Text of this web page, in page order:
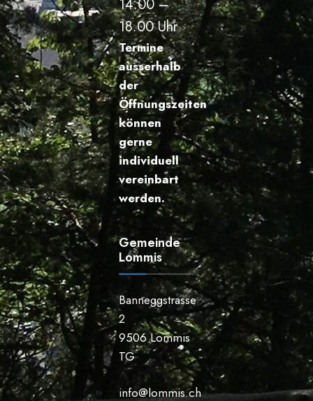
14.00 –
18.00 Uhr
Termine
ausserhalb
der
Öffnungszeiten
können
gerne
individuell
vereinbart
werden.
Gemeinde
Lommis
Banneggstrasse
2
9506 Lommis
TG
info@lommis.ch